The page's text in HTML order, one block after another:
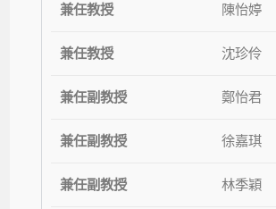
兼任教授 陳怡婷
兼任教授 沈珍伶
兼任副教授 鄭怡君
兼任副教授 徐嘉琪
兼任副教授 林季穎